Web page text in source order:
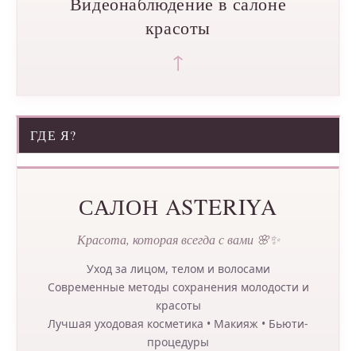
красоты
↑
ГДЕ Я?
САЛОН ASTERIYA
Красота, которая всегда с вами 🌸✨
Уход за лицом, телом и волосами
Современные методы сохранения молодости и
красоты
Лучшая уходовая косметика • Макияж • Бьюти-
процедуры